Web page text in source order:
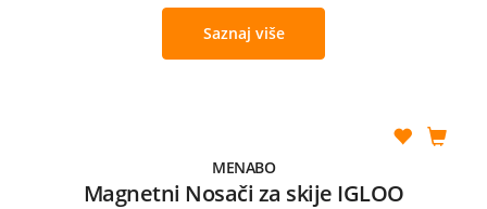
Saznaj više
MENABO
Magnetni Nosači za skije IGLOO